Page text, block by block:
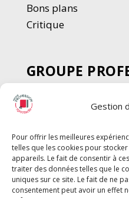
Gestion
Pour offrir les meilleures
telles que les cookies pour
appareils. Le fait de consentir à
traiter des données telles que le
uniques sur ce site. Le fait de ne
consentement peut avoir un effet
Bons plans
Critique
GROUPE
SPECTACLE
Chèque Intermittents
Chèque Compta
Chèque Emploi
G-Pods
Profession Audio-